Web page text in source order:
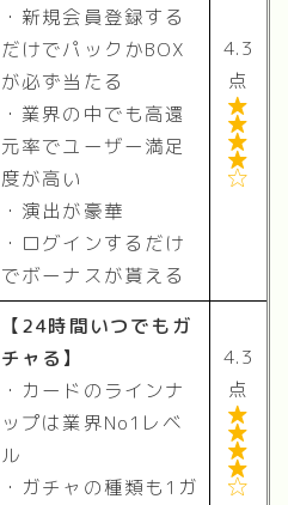
・新規会員登録する
だけでパックかBOX
が必ず当たる
・業界の中でも高還
元率でユーザー満足
度が高い
・演出が豪華
・ログインするだけ
でボーナスが貰える
4.3
点





【24時間いつでもガ
チャる】
・カードのラインナ
ップは業界No1レベ
ル
・ガチャの種類も1ガ
4.3
点




